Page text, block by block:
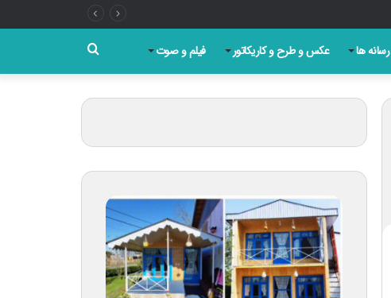
رسانه ها عکس و طرح و کاریکاتور فیلم و صوت
برای